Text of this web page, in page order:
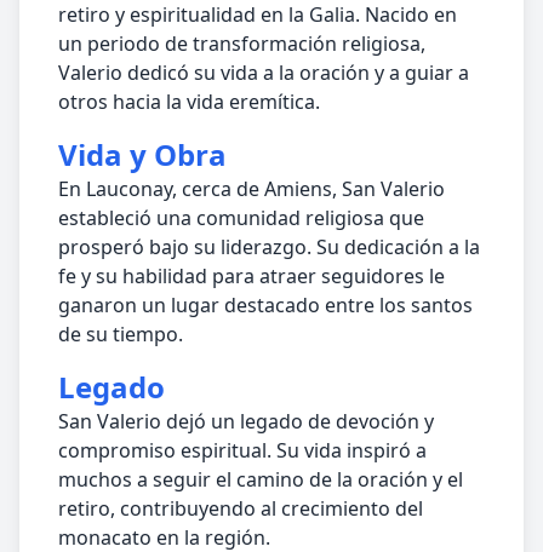
retiro y espiritualidad en la Galia. Nacido en
un periodo de transformación religiosa,
Valerio dedicó su vida a la oración y a guiar a
otros hacia la vida eremítica.
Vida y Obra
En Lauconay, cerca de Amiens, San Valerio
estableció una comunidad religiosa que
prosperó bajo su liderazgo. Su dedicación a la
fe y su habilidad para atraer seguidores le
ganaron un lugar destacado entre los santos
de su tiempo.
Legado
San Valerio dejó un legado de devoción y
compromiso espiritual. Su vida inspiró a
muchos a seguir el camino de la oración y el
retiro, contribuyendo al crecimiento del
monacato en la región.